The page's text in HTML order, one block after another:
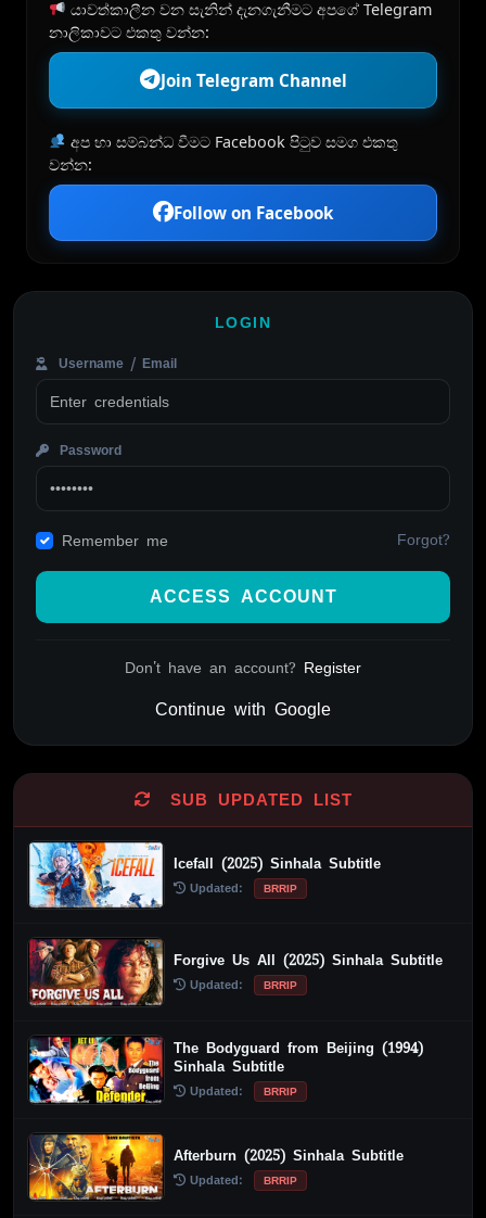
යාවත්කාලීන වන සැනින් දැනගැනීමට අපගේ Telegram
නාලිකාවට එකතු වන්න:
Join Telegram Channel
අප හා සම්බන්ධ වීමට Facebook පිටුව සමග එකතු
වන්න:
Follow on Facebook
LOGIN
Username / Email
Password
Remember me Forgot?
ACCESS ACCOUNT
Don't have an account? Register
Continue with Google
SUB UPDATED LIST
Icefall (2025) Sinhala Subtitle
Updated: BRRIP
Forgive Us All (2025) Sinhala Subtitle
Updated: BRRIP
The Bodyguard from Beijing (1994)
Sinhala Subtitle
Updated: BRRIP
Afterburn (2025) Sinhala Subtitle
Updated: BRRIP